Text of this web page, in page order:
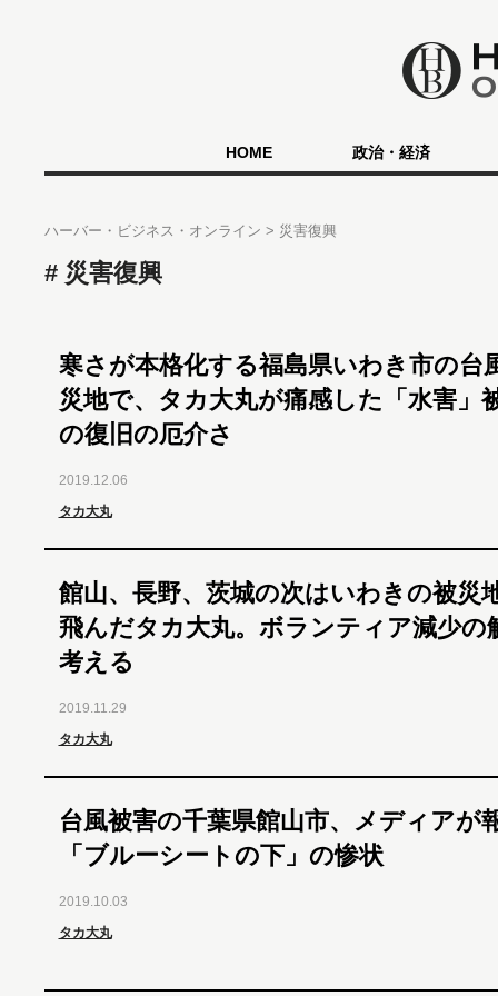
HOME 政治・経済
ハーバー・ビジネス・オンライン 災害復興
災害復興
寒さが本格化する福島県いわき市の台
災地で、タカ大丸が痛感した「水害」
の復旧の厄介さ
2019.12.06
タカ大丸
館山、長野、茨城の次はいわきの被災
飛んだタカ大丸。ボランティア減少の
考える
2019.11.29
タカ大丸
台風被害の千葉県館山市、メディアが
「ブルーシートの下」の惨状
2019.10.03
タカ大丸